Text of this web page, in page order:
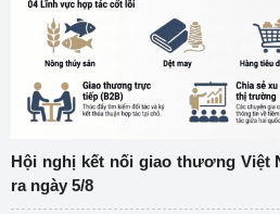
Hội nghị kết nối giao thương Việt
ra ngày 5/8